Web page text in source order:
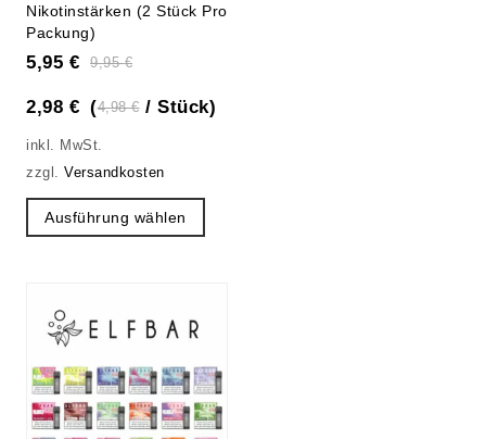
of
5
Nikotinstärken (2 Stück Pro
Packung)
9,95€
5,95 €
(4,98€
2,98 € / Stück)
inkl. MwSt.
zzgl. Versandkosten
Ausführung wählen